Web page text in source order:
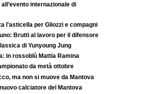
internazionale di
l'asticella per Gliozzi e compagni
Brutti al lavoro per il difensore
di Yunyoung Jung
in rossoblù Mattia Ramina
da metà ottobre
ma non si muove da Mantova
calciatore del Mantova